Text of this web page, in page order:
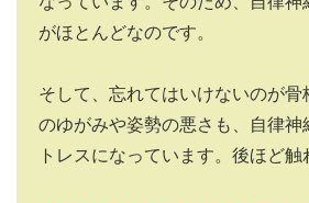
がほとんどなのです。
そして、忘れてはいけないのが骨
のゆがみや姿勢の悪さも、自律神
トレスになっています。後ほど触